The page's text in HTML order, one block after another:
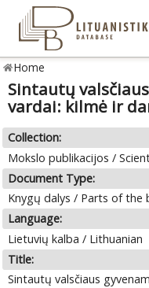
Home
Sintautų
vardai: kilmė ir
Collection:
Mokslo publikacijos /
Document Type:
Knygų dalys / Parts of the
Language:
Lietuvių kalba / Lithuanian
Title:
Sintautų valsčiaus